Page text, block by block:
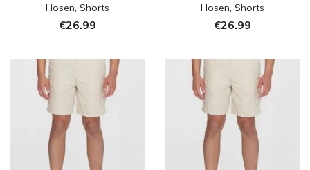
Hosen, Shorts
€26.99
Hosen, Shorts
€26.99